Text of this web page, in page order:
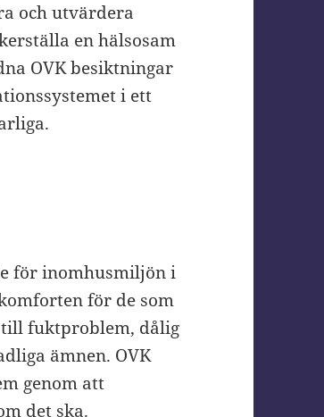
och utvärdera
en hälsosam
OVK besiktningar
i ett
för inomhusmiljön i
för de som
fuktproblem, dålig
ämnen. OVK
genom att
det ska.